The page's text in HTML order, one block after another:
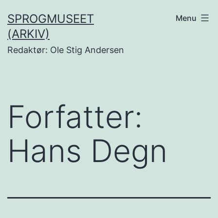
til
indhold
SPROGMUSEET
(ARKIV)
Redaktør: Ole Stig Andersen
Menu
Forfatter:
Hans Degn